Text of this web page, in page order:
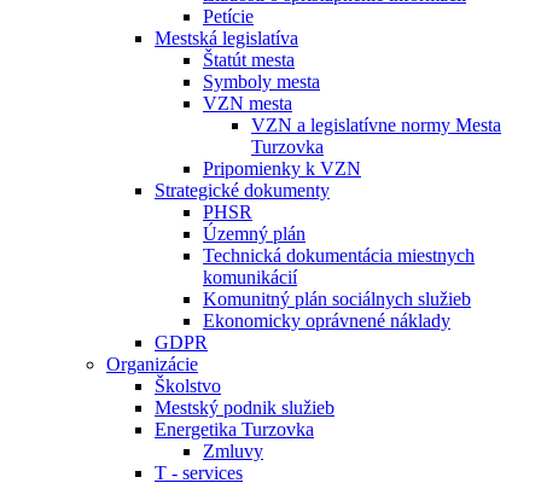
Petície
Mestská legislatíva
Štatút mesta
Symboly mesta
VZN mesta
VZN a legislatívne normy Mesta
Turzovka
Pripomienky k VZN
Strategické dokumenty
PHSR
Územný plán
Technická dokumentácia miestnych
komunikácií
Komunitný plán sociálnych služieb
Ekonomicky oprávnené náklady
GDPR
Organizácie
Školstvo
Mestský podnik služieb
Energetika Turzovka
Zmluvy
T - services